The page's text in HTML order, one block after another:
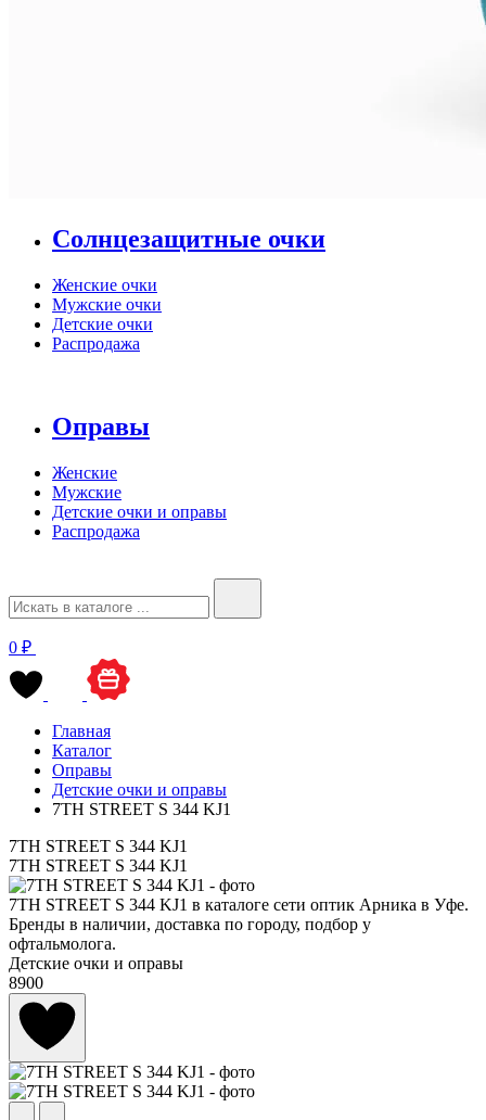
Солнцезащитные очки
Женские очки
Мужские очки
Детские очки
Распродажа
Оправы
Женские
Мужские
Детские очки и оправы
Распродажа
0 ₽
Главная
Каталог
Оправы
Детские очки и оправы
7TH STREET S 344 KJ1
7TH STREET S 344 KJ1
7TH STREET S 344 KJ1
7TH STREET S 344 KJ1 в каталоге сети оптик Арника в Уфе.
Бренды в наличии, доставка по городу, подбор у
офтальмолога.
Детские очки и оправы
8900